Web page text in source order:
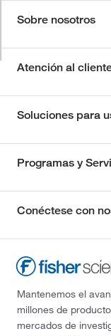
Sobre nosotros
Atención al
Soluciones para
Programas y
Conéctese con
Mantenemos el
millones de
mercados de